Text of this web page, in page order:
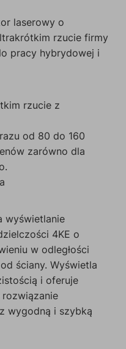
laserowy o
rzucie firmy
pracy hybrydowej i
rzucie z
od 80 do 160
zarówno dla
wyświetlanie
4KE o
w odległości
ściany. Wyświetla
i oferuje
wygodną i szybką